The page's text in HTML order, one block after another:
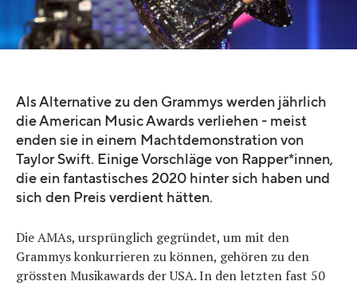
Quelle: Frederick M. Brown
Als Alternative zu den Grammys werden jährlich
die American Music Awards verliehen - meist
enden sie in einem Machtdemonstration von
Taylor Swift. Einige Vorschläge von Rapper*innen,
die ein fantastisches 2020 hinter sich haben und
sich den Preis verdient hätten.
Die AMAs, ursprünglich gegründet, um mit den
Grammys konkurrieren zu können, gehören zu den
grössten Musikawards der USA. In den letzten fast 50